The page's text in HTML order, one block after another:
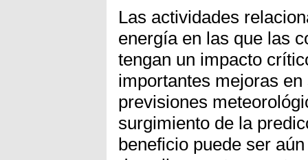
Las actividades
energía en las que las
tengan un impacto
importantes mejoras
previsiones
surgimiento de la
beneficio puede ser